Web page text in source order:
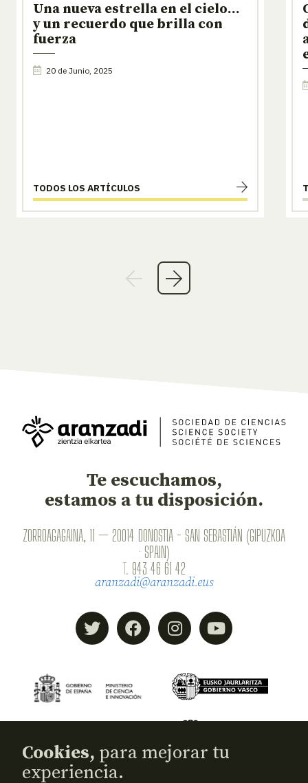
Una nueva estrella en el cielo…
y un recuerdo que brilla con
fuerza
20 de Junio, 2025
TODOS LOS ARTÍCULOS
Te escuchamos,
estamos a tu disposición.
ZORROAGAGAINA, 11 — 20014 DONOSTIA - SAN SEBASTIÁN (GIPUZKOA
· SPAIN)
T. 943 46 61 42
aranzadi@aranzadi.eus
Cookies, para mejorar tu
experiencia.